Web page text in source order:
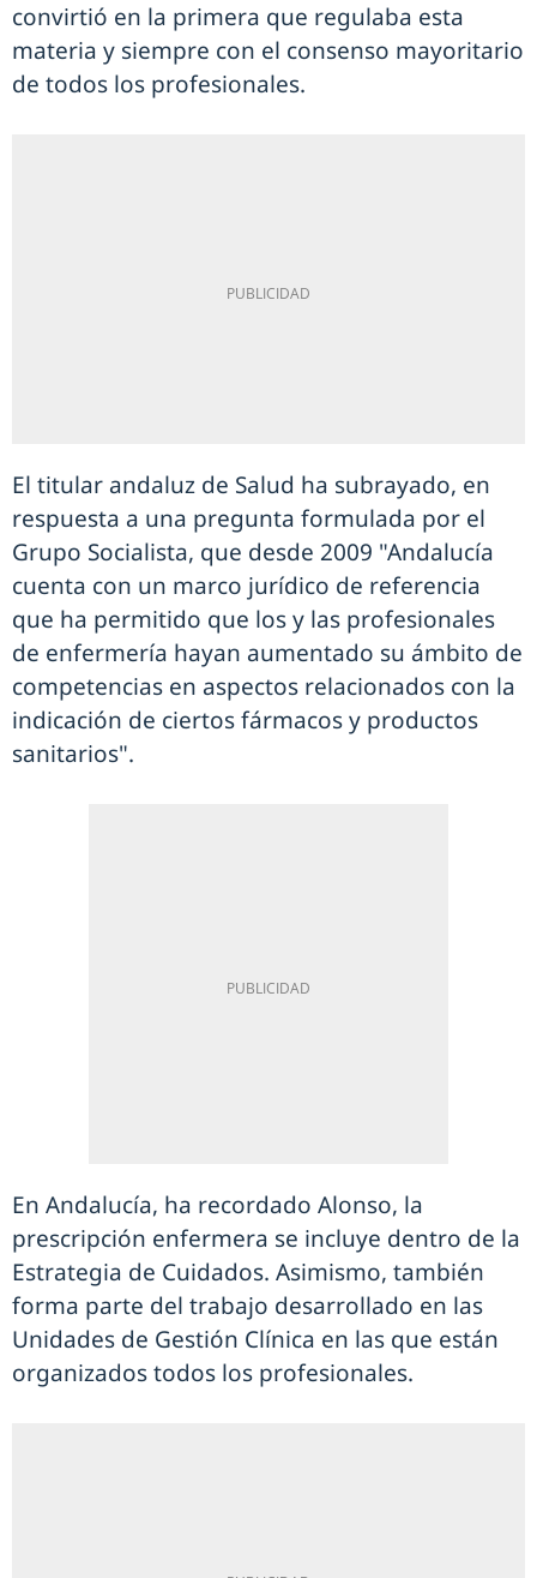
convirtió en la primera que regulaba esta
materia y siempre con el consenso mayoritario
de todos los profesionales.
El titular andaluz de Salud ha subrayado, en
respuesta a una pregunta formulada por el
Grupo Socialista, que desde 2009 "Andalucía
cuenta con un marco jurídico de referencia
que ha permitido que los y las profesionales
de enfermería hayan aumentado su ámbito de
competencias en aspectos relacionados con la
indicación de ciertos fármacos y productos
sanitarios".
En Andalucía, ha recordado Alonso, la
prescripción enfermera se incluye dentro de la
Estrategia de Cuidados. Asimismo, también
forma parte del trabajo desarrollado en las
Unidades de Gestión Clínica en las que están
organizados todos los profesionales.